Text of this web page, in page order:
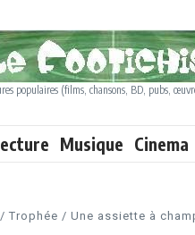
populaires (films, chansons, BD, pubs,
Musique Cinema
/ Trophée / Une assiette à